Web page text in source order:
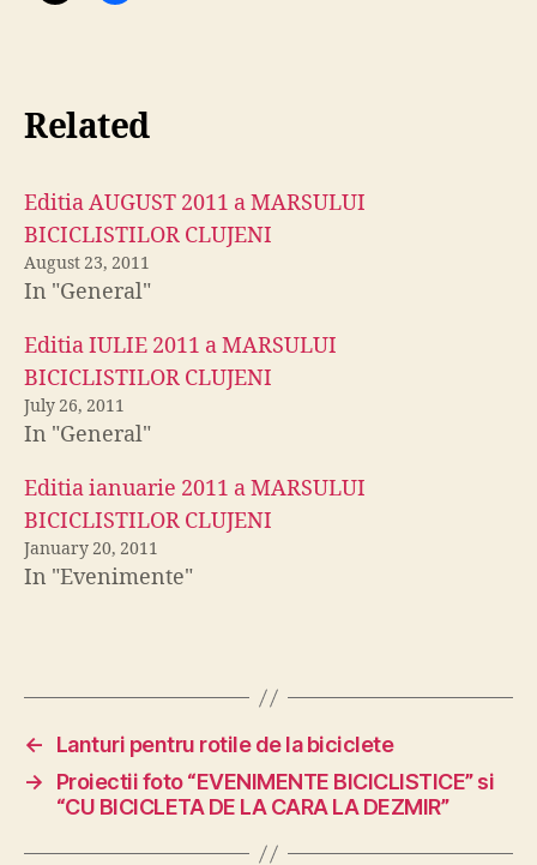
Related
Editia AUGUST 2011 a MARSULUI
BICICLISTILOR CLUJENI
August 23, 2011
In "General"
Editia IULIE 2011 a MARSULUI
BICICLISTILOR CLUJENI
July 26, 2011
In "General"
Editia ianuarie 2011 a MARSULUI
BICICLISTILOR CLUJENI
January 20, 2011
In "Evenimente"
←
Lanturi pentru rotile de la biciclete
→
Proiectii foto “EVENIMENTE BICICLISTICE” si
“CU BICICLETA DE LA CARA LA DEZMIR”